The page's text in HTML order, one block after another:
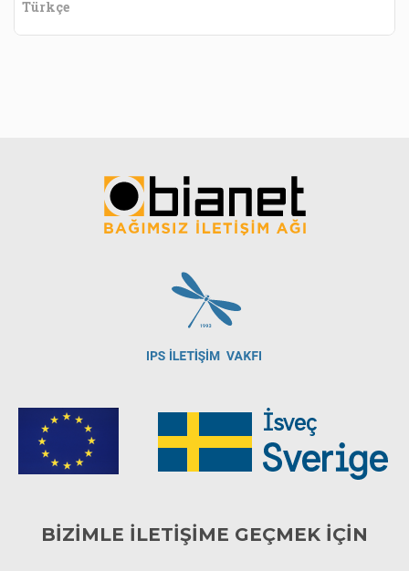
Türkçe
BİZİMLE İLETİŞİME GEÇMEK İÇİN